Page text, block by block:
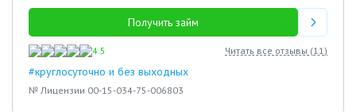
Получить займ
4.5 Читать все отзывы (11)
#круглосуточно и без выходных
№ Лицензии 00-15-034-75-006803